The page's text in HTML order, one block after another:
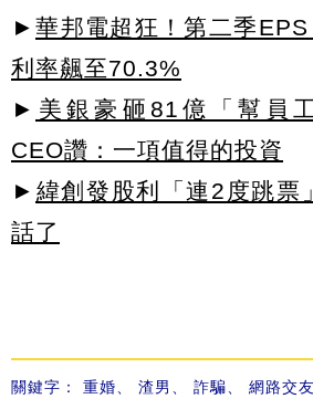
► 華邦電超狂！第二季
利率飆至70.3%
► 美銀豪砸81億「幫員
CEO讚：一項值得的投資
► 緯創發股利「連2度跳票
話了
關鍵字： 重婚 渣男 詐騙 網路交友